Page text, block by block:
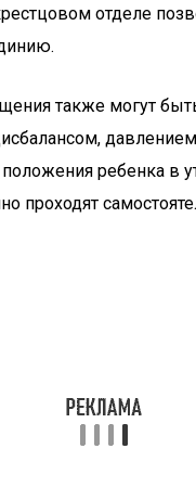
отделе
также могут
ребенка в
проходят